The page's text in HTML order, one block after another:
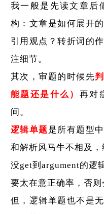
我一般是先读文章后
构：文章是如何展开
引用观点？转折词的
注细节。
其次，审题的时候先
能题还是什么） 再对
间。
逻辑单题是所有题型
和解析风马牛不相及
没get到argument的逻
要太在意正确率，否则
但，逻辑单题也不是